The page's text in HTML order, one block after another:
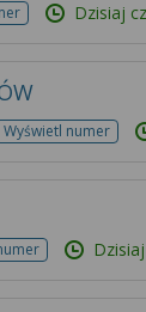
Dzisiaj
Wyświetl numer